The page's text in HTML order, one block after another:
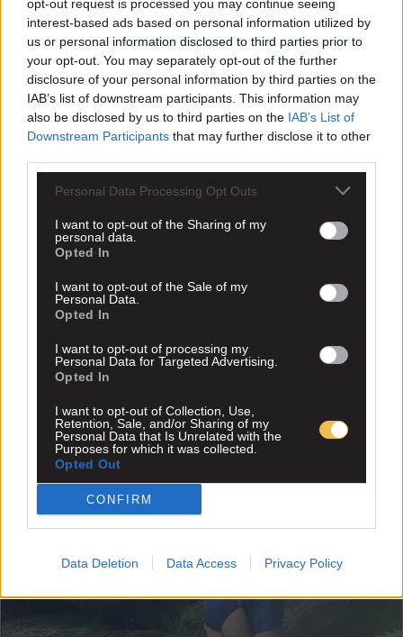
opt-out request is processed you may continue seeing
interest-based ads based on personal information utilized by
us or personal information disclosed to third parties prior to
your opt-out. You may separately opt-out of the further
disclosure of your personal information by third parties on the
IAB’s list of downstream participants. This information may
also be disclosed by us to third parties on the IAB’s List of
Downstream Participants that may further disclose it to other
Personal Data Processing Opt Outs
I want to opt-out of the Sharing of my
personal data.
Opted In
I want to opt-out of the Sale of my
Personal Data.
Opted In
I want to opt-out of processing my
Personal Data for Targeted Advertising.
Opted In
I want to opt-out of Collection, Use,
Retention, Sale, and/or Sharing of my
Personal Data that Is Unrelated with the
Purposes for which it was collected.
Opted Out
CONFIRM
Data Deletion Data Access Privacy Policy